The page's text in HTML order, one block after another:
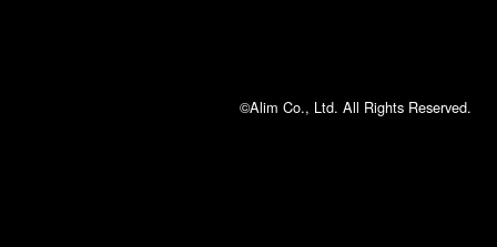
©Alim Co., Ltd. All Rights Reserved.